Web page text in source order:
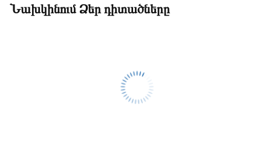
Նախկինում Ձեր դիտածները